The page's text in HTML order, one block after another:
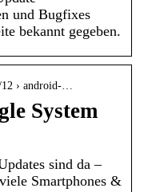
und Bugfixes
bekannt gegeben.
12 › android-…
System
sind da –
Smartphones &